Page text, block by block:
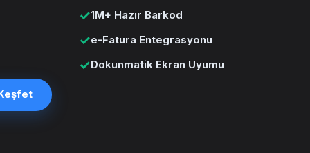
✓1M+ Hazır Barkod
✓e-Fatura Entegrasyonu
✓Dokunmatik Ekran Uyumu